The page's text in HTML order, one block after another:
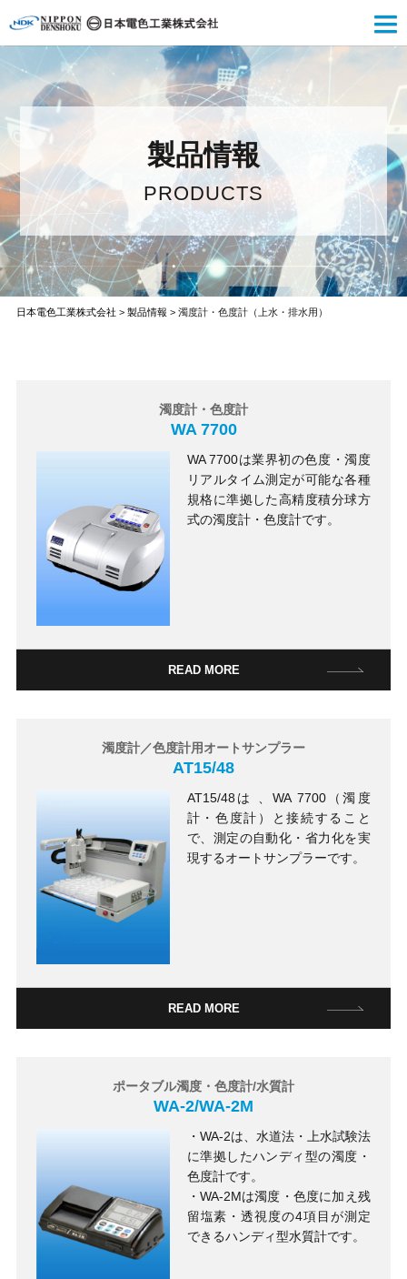
製品情報
PRODUCTS
日本電色工業株式会社 > 製品情報 > 濁度計・色度計（上水・排水用）
濁度計・色度計
WA 7700
WA 7700は業界初の色度・濁度
リアルタイム測定が可能な各種
規格に準拠した高精度積分球方
式の濁度計・色度計です。
READ MORE
濁度計／色度計用オートサンプラー
AT15/48
AT15/48は 、WA 7700（濁度
計・色度計）と接続すること
で、測定の自動化・省力化を実
現するオートサンプラーです。
READ MORE
ポータブル濁度・色度計/水質計
WA-2/WA-2M
・WA-2は、水道法・上水試験法
に準拠したハンディ型の濁度・
色度計です。
・WA-2Mは濁度・色度に加え残
留塩素・透視度の4項目が測定
できるハンディ型水質計です。